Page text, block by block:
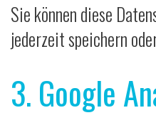
Sie können diese
jederzeit speichern
3. Google